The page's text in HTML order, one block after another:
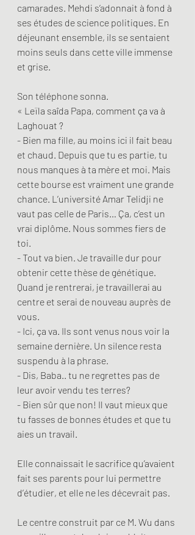
camarades. Mehdi s’adonnait à fond à
ses études de science politiques. En
déjeunant ensemble, ils se sentaient
moins seuls dans cette ville immense
et grise.
Son téléphone sonna.
« Leïla saîda Papa, comment ça va à
Laghouat ?
- Bien ma fille, au moins ici il fait beau
et chaud. Depuis que tu es partie, tu
nous manques à ta mère et moi. Mais
cette bourse est vraiment une grande
chance. L’université Amar Telidji ne
vaut pas celle de Paris… Ça, c’est un
vrai diplôme. Nous sommes fiers de
toi.
- Tout va bien. Je travaille dur pour
obtenir cette thèse de génétique.
Quand je rentrerai, je travaillerai au
centre et serai de nouveau auprès de
vous.
- Ici, ça va. Ils sont venus nous voir la
semaine dernière. Un silence resta
suspendu à la phrase.
- Dis, Baba.. tu ne regrettes pas de
leur avoir vendu tes terres?
- Bien sûr que non! Il vaut mieux que
tu fasses de bonnes études et que tu
aies un travail.
Elle connaissait le sacrifice qu’avaient
fait ses parents pour lui permettre
d’étudier, et elle ne les décevrait pas.
Le centre construit par ce M. Wu dans